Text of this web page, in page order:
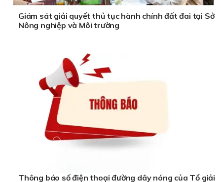
Giám sát giải quyết thủ tục hành chính đất đai tại Sở
Nông nghiệp và Môi trường
Thông báo số điện thoại đường dây nóng của Tổ giải